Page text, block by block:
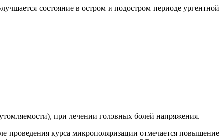
состояние в остром и подостром периоде ургентной
при лечении головных болей напряжения.
проведения курса микрополяризации отмечается повышение